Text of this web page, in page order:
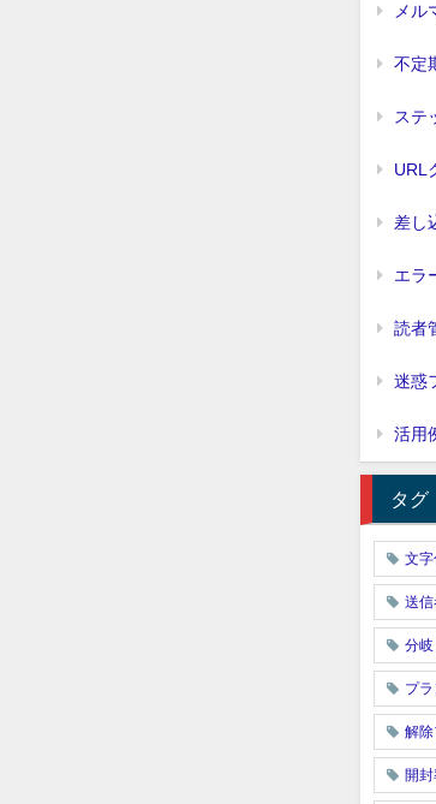
メル
不定
ステ
URL
差し
エラ
読者
迷惑
活用
タグ
文字
送信
分岐
プラ
解除
開